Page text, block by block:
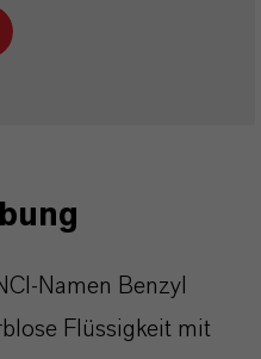
Namen Benzyl
Flüssigkeit mit